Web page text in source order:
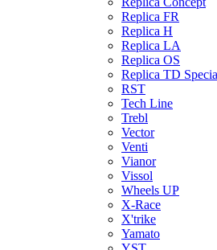
Replica FR
Replica H
Replica LA
Replica OS
Replica TD
RST
Tech Line
Trebl
Vector
Venti
Vianor
Vissol
Wheels UP
X-Race
X'trike
Yamato